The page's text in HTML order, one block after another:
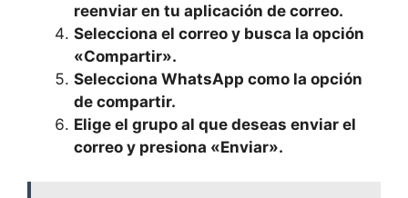
reenviar en⁣ tu ⁢aplicación de correo.
Selecciona el ​correo y busca la opción‌
«Compartir».
Selecciona WhatsApp como la opción
de⁣ compartir.
Elige el grupo ‌al que deseas enviar el
correo y presiona «Enviar».